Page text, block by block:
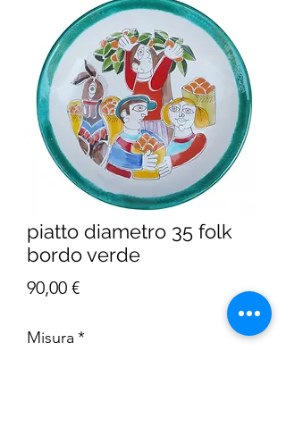
piatto diametro 35 folk
bordo verde
90,00 €Prezzo
Misura *